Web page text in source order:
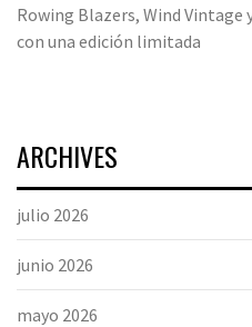
Rowing Blazers, Wind Vintage
con una edición limitada
ARCHIVES
julio 2026
junio 2026
mayo 2026